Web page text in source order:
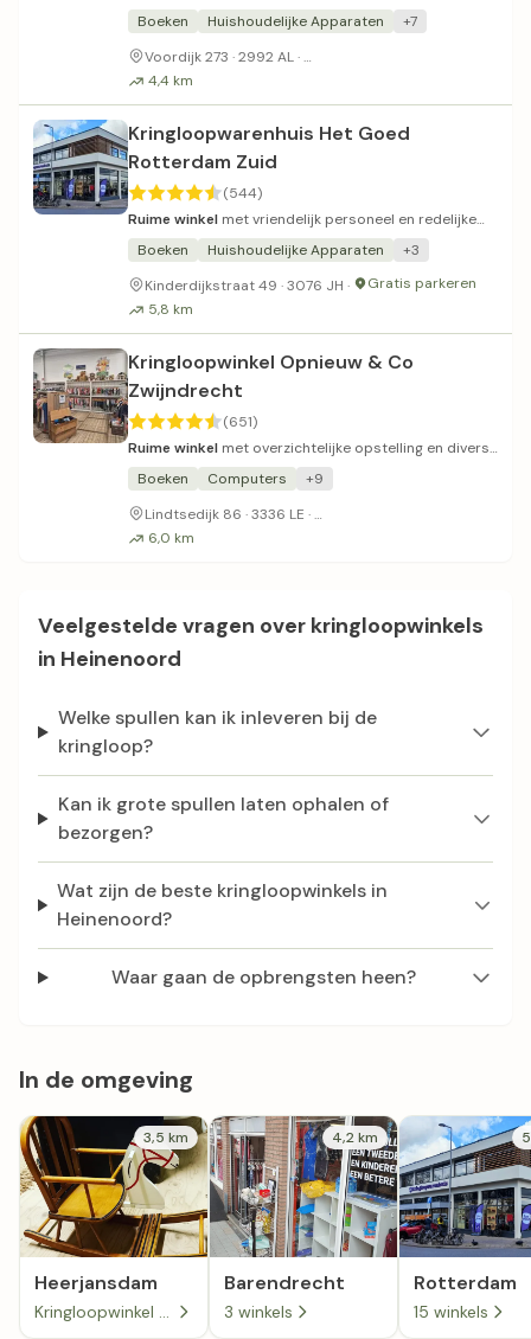
parkeergelegenheid.
Boeken Huishoudelijke Apparaten
+7
Voordijk 273 · 2992 AL ·
4,4 km
Kringloopwarenhuis Het Goed
Rotterdam Zuid
(544)
Ruime winkel met vriendelijk personeel en redelijke
prijzen.
Boeken Huishoudelijke Apparaten
+3
Kinderdijkstraat 49 · 3076 JH ·
Gratis parkeren
5,8 km
Kringloopwinkel Opnieuw & Co
Zwijndrecht
(651)
Ruime winkel met overzichtelijke opstelling en divers
assortiment.
Boeken Computers
+9
Lindtsedijk 86 · 3336 LE ·
6,0 km
Veelgestelde vragen over kringloopwinkels
in Heinenoord
Welke spullen kan ik inleveren bij de
kringloop?
Kan ik grote spullen laten ophalen of
bezorgen?
Wat zijn de beste kringloopwinkels in
Heinenoord?
Waar gaan de opbrengsten heen?
In de omgeving
3,5 km
Heerjansdam
4,2 km
Barendrecht
3 winkels
Rotterdam
15 winkels